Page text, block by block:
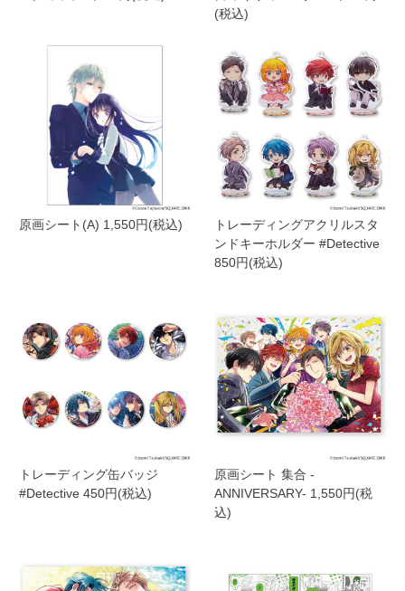
(税込)
原画シート(A) 1,550円(税込)
トレーディングアクリルスタ
ンドキーホルダー #Detective
850円(税込)
トレーディング缶バッジ
#Detective 450円(税込)
原画シート 集合 -
ANNIVERSARY- 1,550円(税
込)